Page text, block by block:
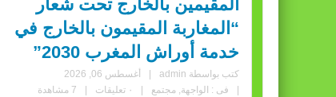
المقيمين بالخارج تحت شعار
“المغاربة المقيمون بالخارج في
خدمة أوراش المغرب 2030”
كتب بواسطة admin
أغسطس 06, 2026
فى : الواجهة, مجتمع ٠ تعليقات 7 مشاهدة